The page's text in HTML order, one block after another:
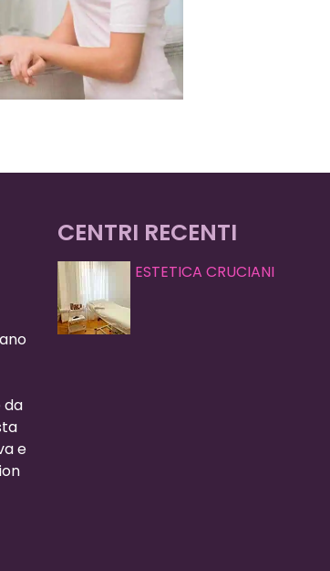
da
e
CENTRI RECENTI
ESTETICA CRUCIANI